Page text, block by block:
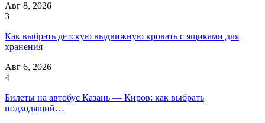
Авг 8, 2026
3
Как выбрать детскую выдвижную кровать с ящиками для
хранения
Авг 6, 2026
4
Билеты на автобус Казань — Киров: как выбрать
подходящий…